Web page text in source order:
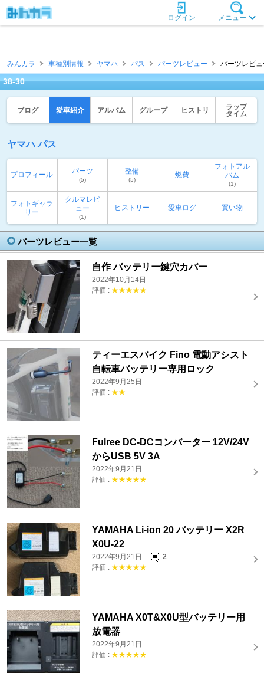
メニュー
ログイン
みんカラ 車種別情報 ヤマハ パス パーツレビュー パーツレビ
38-30
ブログ 愛車紹介 アルバム グループ ヒストリ
ラップ
タイム
ヤマハ パス
プロフィール パーツ
(5)
整備
(5)
燃費
フォトアル
バム
(1)
フォトギャラ
リー
クルマレビ
ュー
(1)
ヒストリー 愛車ログ 買い物
パーツレビュー一覧
自作 バッテリー鍵穴カバー
2022年10月14日
評価 : ★★★★★
ティーエスバイク Fino 電動アシスト
自転車バッテリー専用ロック
2022年9月25日
評価 : ★★
Fulree DC-DCコンバーター 12V/24V
からUSB 5V 3A
2022年9月21日
評価 : ★★★★★
YAMAHA Li-ion 20 バッテリー X2R
X0U-22
2022年9月21日
2
評価 : ★★★★★
YAMAHA X0T&X0U型バッテリー用
放電器
2022年9月21日
評価 : ★★★★★